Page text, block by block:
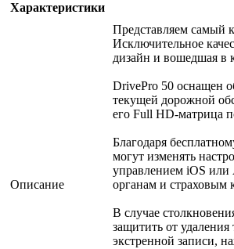
Характеристики
Описание
Представляем самый
Исключительное
дизайн и вошедшая в
DrivePro 50 оснащен
текущей дорожной
его Full HD-матрица
Благодаря
могут изменять
управлением iOS или
органам и страховым
В случае
защитить от
экстренной записи,